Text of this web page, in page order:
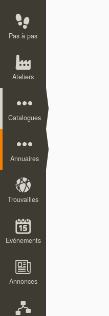
Pas à pas
Ateliers
Catalogues
Annuaires
Trouvailles
Evènements
Annonces